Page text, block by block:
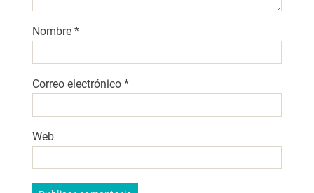
Nombre *
Correo electrónico *
Web